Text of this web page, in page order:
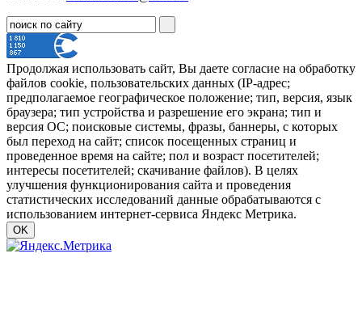
Продолжая использовать сайт, Вы даете согласие на обработку
файлов cookie, пользовательских данных (IP-адрес;
предполагаемое географическое положение; тип, версия, язык
браузера; тип устройства и разрешение его экрана; тип и
версия ОС; поисковые системы, фразы, баннеры, с которых
был переход на сайт; список посещенных страниц и
проведенное время на сайте; пол и возраст посетителей;
интересы посетителей; скачивание файлов). В целях
улучшения функционирования сайта и проведения
статистических исследований данные обрабатываются с
использованием интернет-сервиса Яндекс Метрика.
OK